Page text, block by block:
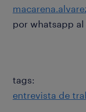
por whatsapp al
tags:
entrevista de